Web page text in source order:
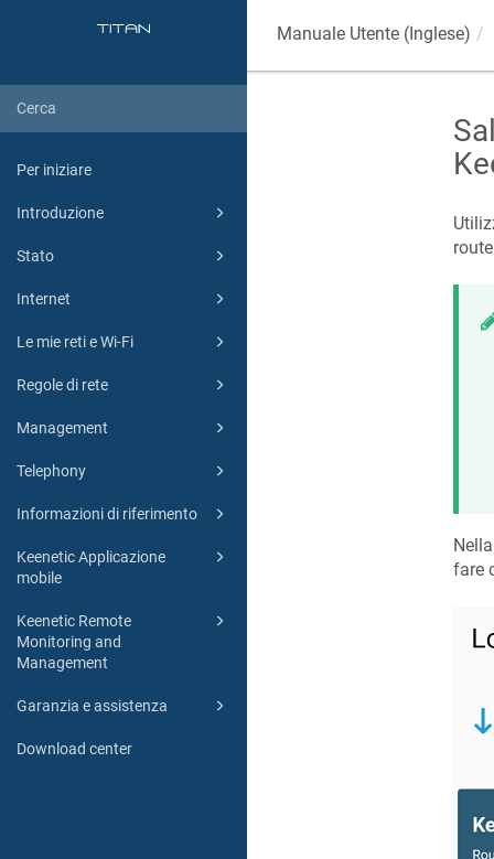
Per iniziare
Introduzione
Stato
Internet
Le mie reti e Wi-Fi
Regole di rete
Management
Telephony
Informazioni di riferimento
Keenetic Applicazione
mobile
Keenetic Remote
Monitoring and
Management
Garanzia e assistenza
Download center
Manuale Utente (Inglese)
fare